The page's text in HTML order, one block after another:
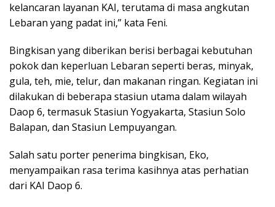
kelancaran layanan KAI, terutama di masa angkutan
Lebaran yang padat ini,” kata Feni.
Bingkisan yang diberikan berisi berbagai kebutuhan
pokok dan keperluan Lebaran seperti beras, minyak,
gula, teh, mie, telur, dan makanan ringan. Kegiatan ini
dilakukan di beberapa stasiun utama dalam wilayah
Daop 6, termasuk Stasiun Yogyakarta, Stasiun Solo
Balapan, dan Stasiun Lempuyangan.
Salah satu porter penerima bingkisan, Eko,
menyampaikan rasa terima kasihnya atas perhatian
dari KAI Daop 6.